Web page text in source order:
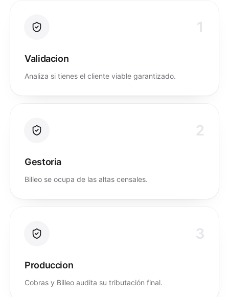
1
Validacion
Analiza si tienes el cliente viable garantizado.
2
Gestoria
Billeo se ocupa de las altas censales.
3
Produccion
Cobras y Billeo audita su tributación final.